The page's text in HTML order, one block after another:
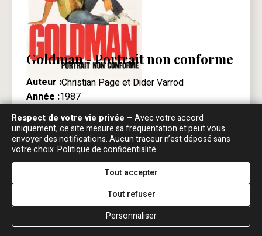
Goldman - Portrait non conforme
Auteur :Christian Page et Dider Varrod
Année :1987
Editeur :
France Loisirs
Remarque :Même contenu quel'édition Favre.
Mon avis :Un livre bien …
EN SAVOIR PLUS
CITATIONS
Respect de votre vie privée — Avec votre accord
uniquement, ce site mesure sa fréquentation et peut vous
envoyer des notifications. Aucun traceur n’est déposé sans
votre choix.Politique de confidentialité
Tout accepter
Tout refuser
Personnaliser